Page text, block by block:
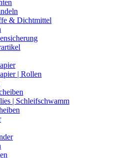
& Dichtmittel
| Rollen
| Schleifschwamm